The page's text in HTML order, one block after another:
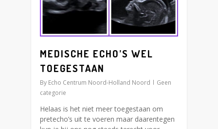
MEDISCHE ECHO’S WEL
TOEGESTAAN
By Echo Centrum Noord-Holland Noord
Geen
categorie
Helaas is het niet meer toegestaan om
pretecho’s uit te voeren maar daarentegen